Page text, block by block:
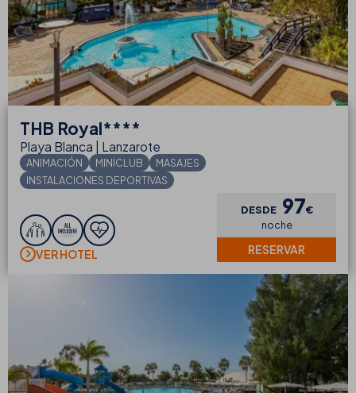
THB Royal****
Playa Blanca | Lanzarote
ANIMACIÓN MINICLUB
MASAJES
INSTALACIONES DEPORTIVAS
VER HOTEL
DESDE 97€
noche
RESERVAR